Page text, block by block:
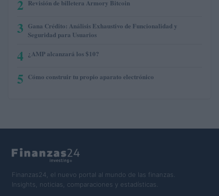
2 Revisión de billetera Armory Bitcoin
3 Gana Crédito: Análisis Exhaustivo de Funcionalidad y
Seguridad para Usuarios
4 ¿AMP alcanzará los $10?
5 Cómo construir tu propio aparato electrónico
Finanzas24, el nuevo portal al mundo de las finanzas.
Insights, noticias, comparaciones y estadísticas.